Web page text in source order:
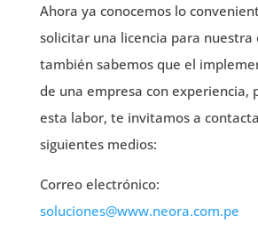
Ahora ya conocemos lo
solicitar una licencia para nuestra
también sabemos que el
de una empresa con experiencia,
esta labor, te invitamos a
siguientes medios:
Correo electrónico:
soluciones@www.neora.com.pe